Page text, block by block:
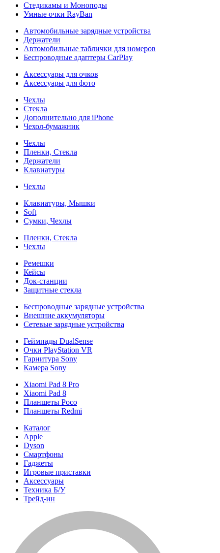
Стедикамы и Моноподы
Умные очки RayBan
Автомобильные зарядные устройства
Держатели
Автомобильные таблички для номеров
Беспроводные адаптеры CarPlay
Аксессуары для очков
Аксессуары для фото
Чехлы
Стекла
Дополнительно для iPhone
Чехол-бумажник
Чехлы
Пленки, Стекла
Держатели
Клавиатуры
Чехлы
Клавиатуры, Мышки
Soft
Сумки, Чехлы
Пленки, Стекла
Чехлы
Ремешки
Кейсы
Док-станции
Защитные стекла
Беспроводные зарядные устройства
Внешние аккумуляторы
Сетевые зарядные устройства
Геймпады DualSense
Очки PlayStation VR
Гарнитура Sony
Камера Sony
Xiaomi Pad 8 Pro
Xiaomi Pad 8
Планшеты Poco
Планшеты Redmi
Каталог
Apple
Dyson
Смартфоны
Гаджеты
Игровые приставки
Аксессуары
Техника Б/У
Трейд-ин